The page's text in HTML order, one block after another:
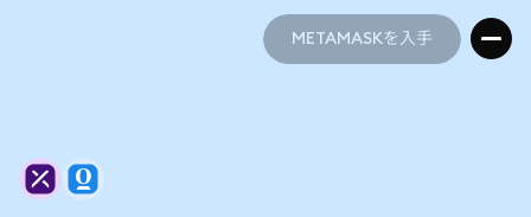
METAMASKを入手